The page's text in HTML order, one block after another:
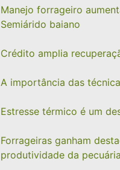
Manejo forrageiro
Semiárido baiano
Crédito amplia
A importância das
Estresse térmico é um
Forrageiras ganham
produtividade da pecuária